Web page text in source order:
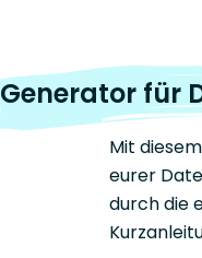
Generator für
Mit
eurer
durch die